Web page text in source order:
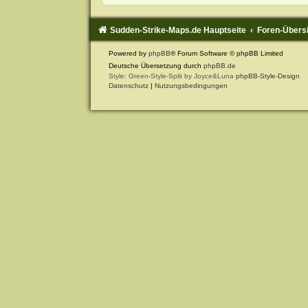
Sudden-Strike-Maps.de Hauptseite Foren-
Powered by phpBB® Forum Software © phpBB Limited
Deutsche Übersetzung durch phpBB.de
Style: Green-Style-Split by Joyce&Luna phpBB-Style-Design
Datenschutz | Nutzungsbedingungen